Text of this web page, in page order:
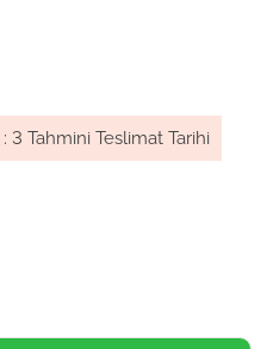
: 3 Tahmini Teslimat Tarihi